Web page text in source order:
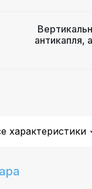
антикапля,
характеристики